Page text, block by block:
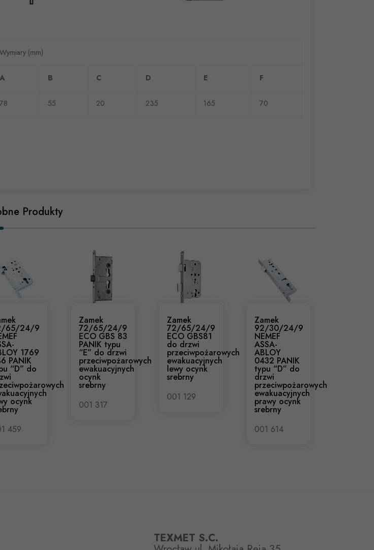
Wymiary (mm)
A B C D E F
78 55 20 235 165 70
Produkty
65/24/9
1769
PANIK
“D” do
ocynk
459
Zamek
72/65/24/9
ECO GBS 83
PANIK typu
“E” do drzwi
przeciwpożarowych
ewakuacyjnych
ocynk
srebrny
001 317
Zamek
72/65/24/9
ECO GBS81
do drzwi
przeciwpożarowych
ewakuacyjnych
lewy ocynk
srebrny
001 129
Zamek
92/30/24/9
NEMEF
ASSA-
ABLOY
0432 PANIK
typu “D” do
drzwi
przeciwpożarowych
ewakuacyjnych
prawy ocynk
srebrny
001 614
TEXMET S.C.